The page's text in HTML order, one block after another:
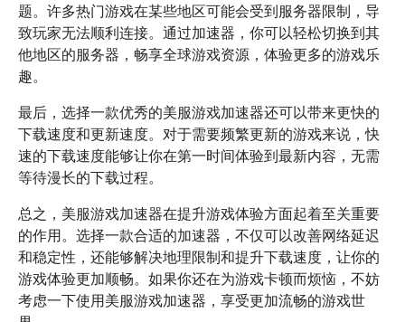
题。许多热门游戏在某些地区可能会受到服务器限制，导
致玩家无法顺利连接。通过加速器，你可以轻松切换到其
他地区的服务器，畅享全球游戏资源，体验更多的游戏乐
趣。
最后，选择一款优秀的美服游戏加速器还可以带来更快的
下载速度和更新速度。对于需要频繁更新的游戏来说，快
速的下载速度能够让你在第一时间体验到最新内容，无需
等待漫长的下载过程。
总之，美服游戏加速器在提升游戏体验方面起着至关重要
的作用。选择一款合适的加速器，不仅可以改善网络延迟
和稳定性，还能够解决地理限制和提升下载速度，让你的
游戏体验更加顺畅。如果你还在为游戏卡顿而烦恼，不妨
考虑一下使用美服游戏加速器，享受更加流畅的游戏世